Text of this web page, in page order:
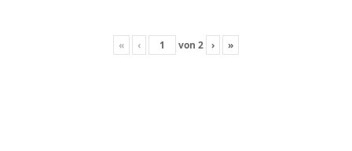
« ‹ von 2 › »